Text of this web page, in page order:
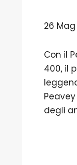
26
Con il
400, il
degli